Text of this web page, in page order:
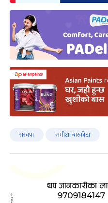
रास्वपा समीक्षा बास्कोटा